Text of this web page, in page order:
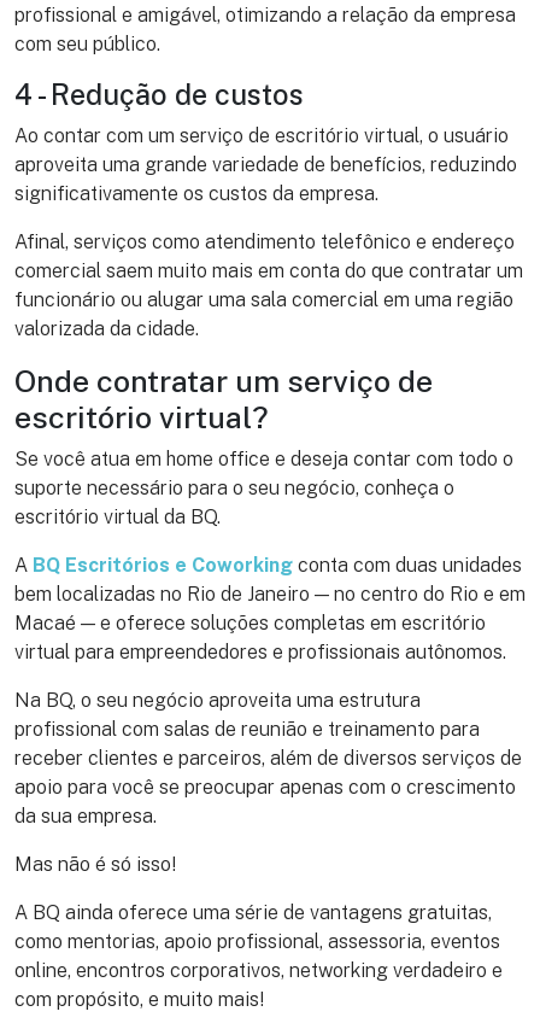
profissional e amigável, otimizando a relação da empresa
com seu público.
4 - Redução de custos
Ao contar com um serviço de escritório virtual, o usuário
aproveita uma grande variedade de benefícios, reduzindo
significativamente os custos da empresa.
Afinal, serviços como atendimento telefônico e endereço
comercial saem muito mais em conta do que contratar um
funcionário ou alugar uma sala comercial em uma região
valorizada da cidade.
Onde contratar um serviço de
escritório virtual?
Se você atua em home office e deseja contar com todo o
suporte necessário para o seu negócio, conheça o
escritório virtual da BQ.
A BQ Escritórios e Coworking conta com duas unidades
bem localizadas no Rio de Janeiro — no centro do Rio e em
Macaé — e oferece soluções completas em escritório
virtual para empreendedores e profissionais autônomos.
Na BQ, o seu negócio aproveita uma estrutura
profissional com salas de reunião e treinamento para
receber clientes e parceiros, além de diversos serviços de
apoio para você se preocupar apenas com o crescimento
da sua empresa.
Mas não é só isso!
A BQ ainda oferece uma série de vantagens gratuitas,
como mentorias, apoio profissional, assessoria, eventos
online, encontros corporativos, networking verdadeiro e
com propósito, e muito mais!